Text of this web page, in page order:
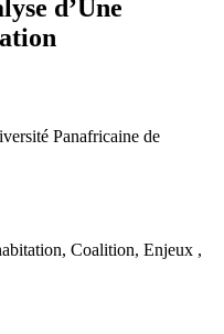
d’Une
Panafricaine de
Coalition, Enjeux ,